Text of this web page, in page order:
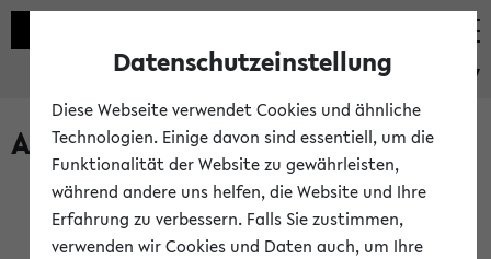
eKVV
Archivierte Studiengänge
Anglistik: British and American Studies / B.A.
(Einschreibung bis WiSe 16/17)
Datenschutzeinstellung
Diese Webseite verwendet Cookies und ähnliche
Technologien. Einige davon sind essentiell, um die
Funktionalität der Website zu gewährleisten,
während andere uns helfen, die Website und Ihre
Erfahrung zu verbessern. Falls Sie zustimmen,
verwenden wir Cookies und Daten auch, um Ihre